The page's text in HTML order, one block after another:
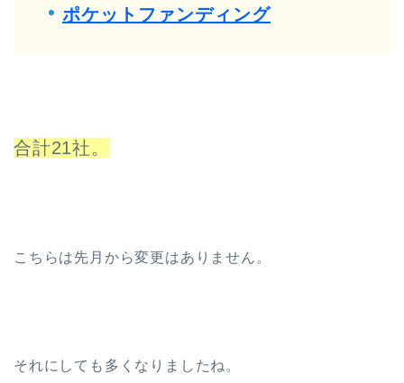
ポケットファンディング
合計21社。
こちらは先月から変更はありません。
それにしても多くなりましたね。